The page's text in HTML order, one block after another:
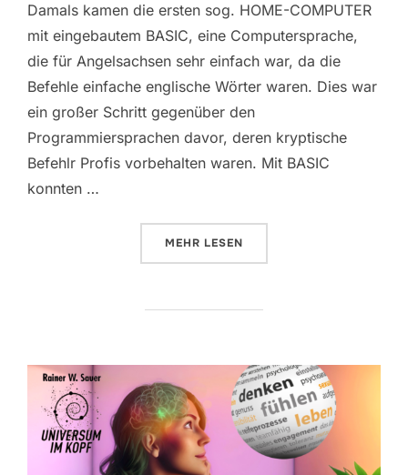
Damals kamen die ersten sog. HOME-COMPUTER
mit eingebautem BASIC, eine Computersprache,
die für Angelsachsen sehr einfach war, da die
Befehle einfache englische Wörter waren. Dies war
ein großer Schritt gegenüber den
Programmiersprachen davor, deren kryptische
Befehlr Profis vorbehalten waren. Mit BASIC
konnten …
MEHR ÜBER „VERA ||| WIE ICH VON
LESEN